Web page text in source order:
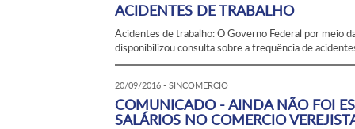
ACIDENTES DE TRABALHO
Acidentes de trabalho: O Governo Federal por meio
disponibilizou consulta sobre a frequência de
20/09/2016 - SINCOMERCIO
COMUNICADO - AINDA NÃO FOI
SALÁRIOS NO COMERCIO